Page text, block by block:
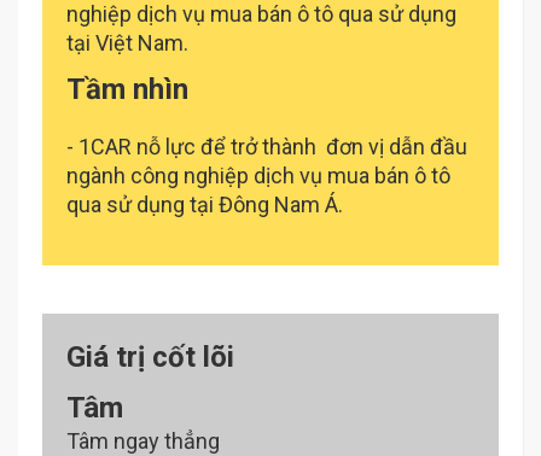
nghiệp dịch vụ mua bán ô tô qua sử dụng
tại Việt Nam.
Tầm nhìn
- 1CAR nỗ lực để trở thành đơn vị dẫn đầu
ngành công nghiệp dịch vụ mua bán ô tô
qua sử dụng tại Đông Nam Á.
Giá trị cốt lõi
Tâm
Tâm ngay thẳng